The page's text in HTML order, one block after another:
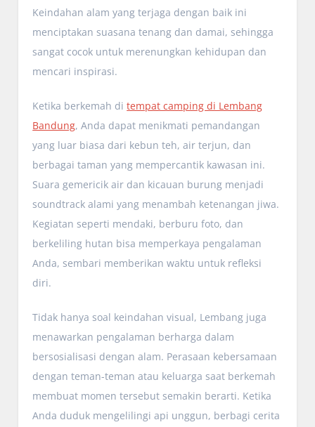
Keindahan alam yang terjaga dengan baik ini
menciptakan suasana tenang dan damai, sehingga
sangat cocok untuk merenungkan kehidupan dan
mencari inspirasi.
Ketika berkemah ditempat camping di Lembang
Bandung, Anda dapat menikmati pemandangan
yang luar biasa dari kebun teh, air terjun, dan
berbagai taman yang mempercantik kawasan ini.
Suara gemericik air dan kicauan burung menjadi
soundtrack alami yang menambah ketenangan jiwa.
Kegiatan seperti mendaki, berburu foto, dan
berkeliling hutan bisa memperkaya pengalaman
Anda, sembari memberikan waktu untuk refleksi
diri.
Tidak hanya soal keindahan visual, Lembang juga
menawarkan pengalaman berharga dalam
bersosialisasi dengan alam. Perasaan kebersamaan
dengan teman-teman atau keluarga saat berkemah
membuat momen tersebut semakin berarti. Ketika
Anda duduk mengelilingi api unggun, berbagi cerita